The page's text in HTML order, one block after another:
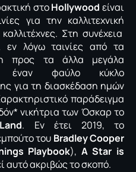
στοHollywood είναι
για την καλλιτεχνική
Στη συνέχεια
εν λόγω ταινίες από τα
προς τα άλλα μεγάλα
έναν φαύλο κύκλο
για τη διασκέδαση ημών
παράδειγμα
νικήτρια των Όσκαρ το
. Εν έτει 2019, το
του Bradley Cooper
Playbook), Α Star is
αυτό ακριβώς το σκοπό.